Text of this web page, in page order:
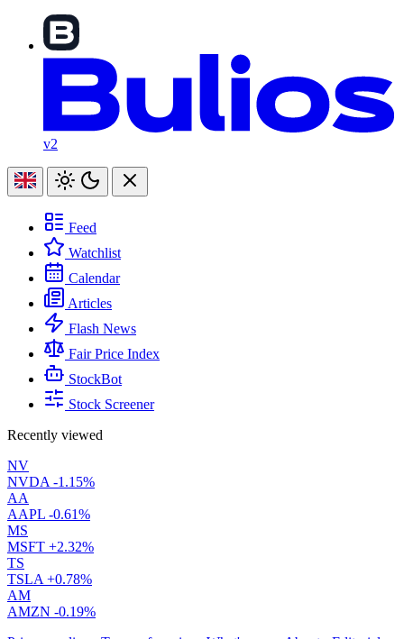
v2
Feed
Watchlist
Calendar
Articles
Flash News
Fair Price Index
StockBot
Stock Screener
Recently viewed
NV
NVDA -1.15%
AA
AAPL -0.61%
MS
MSFT +2.32%
TS
TSLA +0.78%
AM
AMZN -0.19%